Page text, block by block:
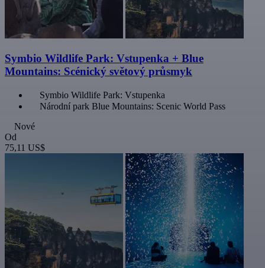
Symbio Wildlife Park: Vstupenka + Blue
Mountains: Scénický světový průsmyk
Symbio Wildlife Park: Vstupenka
Národní park Blue Mountains: Scenic World Pass
Nové
Od
75,11 US$